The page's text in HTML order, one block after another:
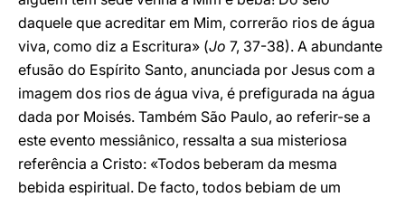
daquele que acreditar em Mim, correrão rios de água
viva, como diz a Escritura» (Jo 7, 37-38). A abundante
efusão do Espírito Santo, anunciada por Jesus com a
imagem dos rios de água viva, é prefigurada na água
dada por Moisés. Também São Paulo, ao referir-se a
este evento messiânico, ressalta a sua misteriosa
referência a Cristo: «Todos beberam da mesma
bebida espiritual. De facto, todos bebiam de um